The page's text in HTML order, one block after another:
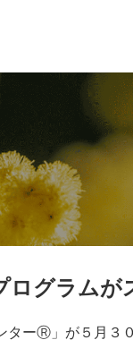
ログラムが
ーⓇ」が５月３